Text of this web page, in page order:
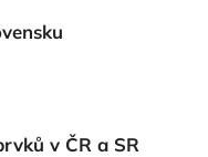
v ČR a SR